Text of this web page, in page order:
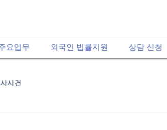
요업무 외국인 법률지원 상담 신청
사건